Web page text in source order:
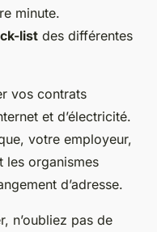
minute.
list des différentes
vos contrats
et d’électricité.
votre employeur,
les organismes
d’adresse.
n’oubliez pas de